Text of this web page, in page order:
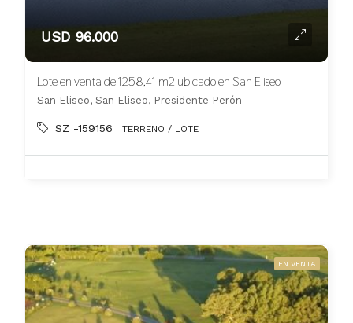
USD 96.000
Lote en venta de 1258,41 m2 ubicado en San Eliseo
San Eliseo, San Eliseo, Presidente Perón
SZ -159156 TERRENO / LOTE
EN VENTA